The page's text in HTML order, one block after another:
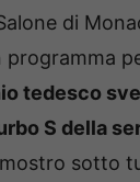
di
programma
tedesco
S della
sotto